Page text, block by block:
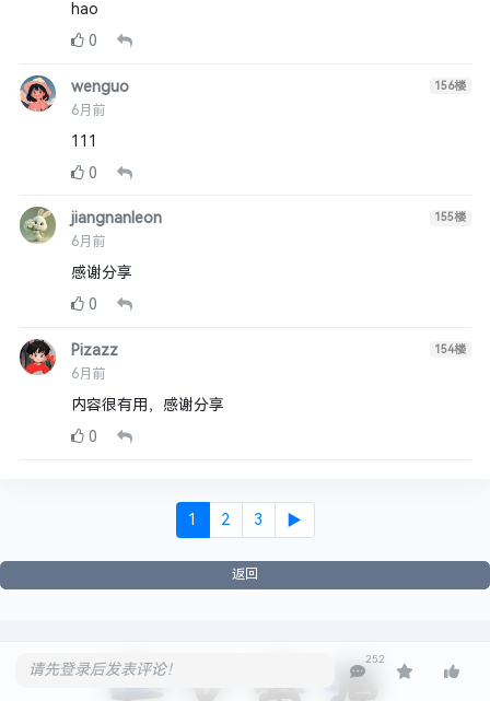
请先登录后发表评论！
252
hao
0
wenguo
6月前
156楼
111
0
jiangnanleon
6月前
155楼
感谢分享
0
Pizazz
6月前
154楼
内容很有用，感谢分享
0
1 2 3 ▶
返回